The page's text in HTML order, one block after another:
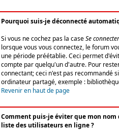
Pourquoi suis-je déconnecté
Si vous ne cochez pas la caseSe
lorsque vous vous connectez, le forum
une période préétablie. Ceci permet
compte par quelqu'un d'autre. Pour
connectant; ceci n'est pas recommandé
ordinateur partagé, exemple :
Revenir en haut de page
Comment puis-je éviter que mon
liste des utilisateurs en ligne ?